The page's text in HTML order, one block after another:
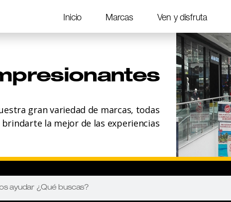
Inicio Marcas Ven y disfruta
gran variedad de marcas, todas
la mejor de las experiencias